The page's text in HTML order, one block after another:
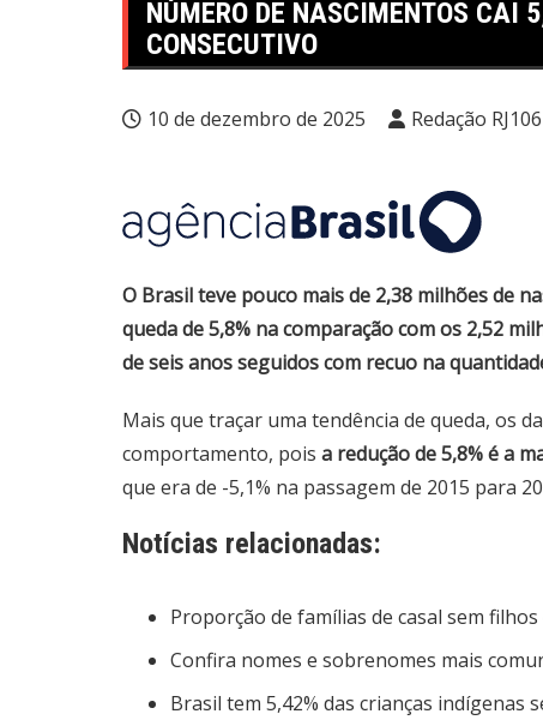
NÚMERO DE NASCIMENTOS CAI
CONSECUTIVO
10 de dezembro de 2025 Redação RJ106
O Brasil teve pouco mais de 2,38 milhões de
queda de 5,8% na comparação com os 2,52
de seis anos seguidos com recuo na
Mais que traçar uma tendência de queda, os
comportamento, pois a redução de 5,8% é a
que era de -5,1% na passagem de 2015 para
Notícias relacionadas:
Proporção de famílias de casal sem
Confira nomes e sobrenomes mais
Brasil tem 5,42% das crianças indígenas